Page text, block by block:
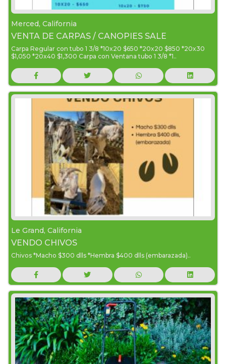
Merced, California
VENTA DE CARPAS / CANOPIES SALE
Carpa Regular con tubo 1 3/8 *10x20 $650 *20x20 $850 *20x30
$1,050 *20x40 $1,300 Carpa con Ventana tubo 1 3/8 *1..
Le Grand, California
VENDO CHIVOS
Chivos *Macho $300 dlls *Hembra $400 dlls (embarazada)..